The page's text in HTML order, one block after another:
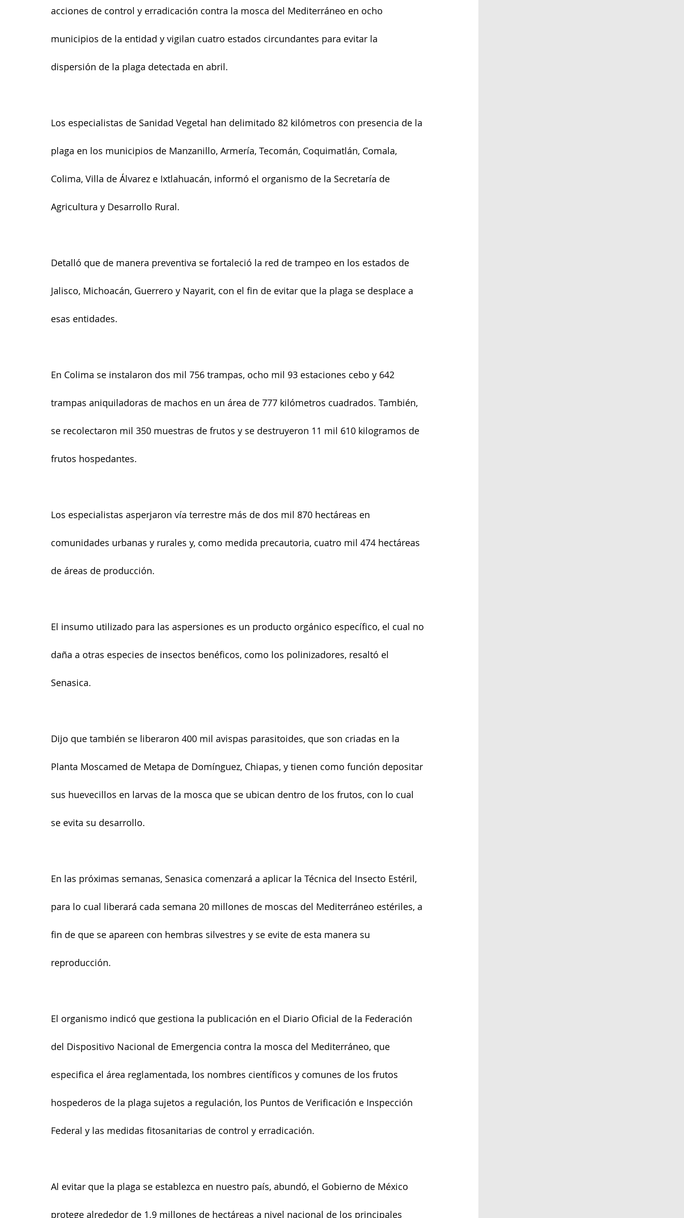
acciones de control y erradicación contra la mosca del Mediterráneo en ocho
municipios de la entidad y vigilan cuatro estados circundantes para evitar la
dispersión de la plaga detectada en abril.
Los especialistas de Sanidad Vegetal han delimitado 82 kilómetros con presencia de la
plaga en los municipios de Manzanillo, Armería, Tecomán, Coquimatlán, Comala,
Colima, Villa de Álvarez e Ixtlahuacán, informó el organismo de la Secretaría de
Agricultura y Desarrollo Rural.
Detalló que de manera preventiva se fortaleció la red de trampeo en los estados de
Jalisco, Michoacán, Guerrero y Nayarit, con el fin de evitar que la plaga se desplace a
esas entidades.
En Colima se instalaron dos mil 756 trampas, ocho mil 93 estaciones cebo y 642
trampas aniquiladoras de machos en un área de 777 kilómetros cuadrados. También,
se recolectaron mil 350 muestras de frutos y se destruyeron 11 mil 610 kilogramos de
frutos hospedantes.
Los especialistas asperjaron vía terrestre más de dos mil 870 hectáreas en
comunidades urbanas y rurales y, como medida precautoria, cuatro mil 474 hectáreas
de áreas de producción.
El insumo utilizado para las aspersiones es un producto orgánico específico, el cual no
daña a otras especies de insectos benéficos, como los polinizadores, resaltó el
Senasica.
Dijo que también se liberaron 400 mil avispas parasitoides, que son criadas en la
Planta Moscamed de Metapa de Domínguez, Chiapas, y tienen como función depositar
sus huevecillos en larvas de la mosca que se ubican dentro de los frutos, con lo cual
se evita su desarrollo.
En las próximas semanas, Senasica comenzará a aplicar la Técnica del Insecto Estéril,
para lo cual liberará cada semana 20 millones de moscas del Mediterráneo estériles, a
fin de que se apareen con hembras silvestres y se evite de esta manera su
reproducción.
El organismo indicó que gestiona la publicación en el Diario Oficial de la Federación
del Dispositivo Nacional de Emergencia contra la mosca del Mediterráneo, que
especifica el área reglamentada, los nombres científicos y comunes de los frutos
hospederos de la plaga sujetos a regulación, los Puntos de Verificación e Inspección
Federal y las medidas fitosanitarias de control y erradicación.
Al evitar que la plaga se establezca en nuestro país, abundó, el Gobierno de México
protege alrededor de 1.9 millones de hectáreas a nivel nacional de los principales